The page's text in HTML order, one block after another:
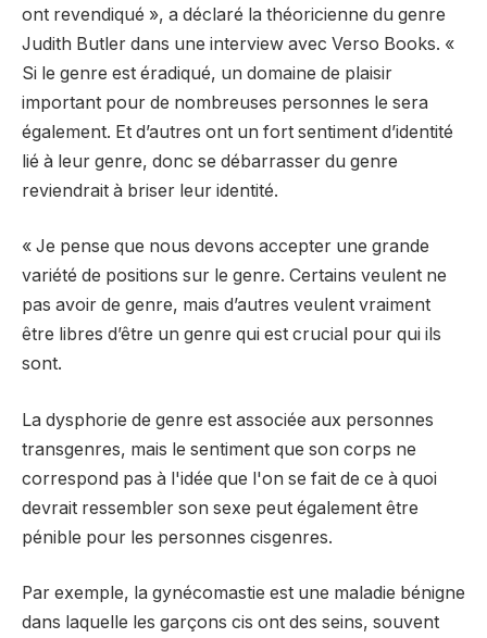
ont revendiqué », a déclaré la théoricienne du genre
Judith Butler dans une interview avec Verso Books. «
Si le genre est éradiqué, un domaine de plaisir
important pour de nombreuses personnes le sera
également. Et d’autres ont un fort sentiment d’identité
lié à leur genre, donc se débarrasser du genre
reviendrait à briser leur identité.
« Je pense que nous devons accepter une grande
variété de positions sur le genre. Certains veulent ne
pas avoir de genre, mais d’autres veulent vraiment
être libres d’être un genre qui est crucial pour qui ils
sont.
La dysphorie de genre est associée aux personnes
transgenres, mais le sentiment que son corps ne
correspond pas à l'idée que l'on se fait de ce à quoi
devrait ressembler son sexe peut également être
pénible pour les personnes cisgenres.
Par exemple, la gynécomastie est une maladie bénigne
dans laquelle les garçons cis ont des seins, souvent